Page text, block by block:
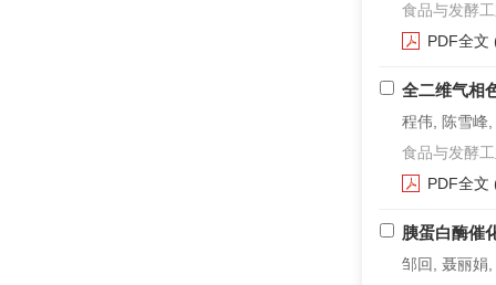
食品与发酵
PDF全文
全二维气相
程伟, 陈雪峰
食品与发酵
PDF全文
胰蛋白酶催
邹回, 聂丽娟